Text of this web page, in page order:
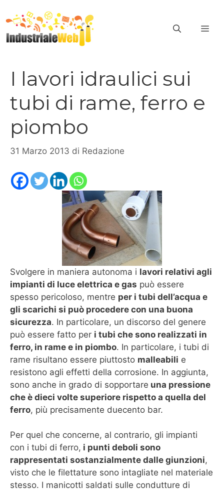
al
contenuto
I lavori idraulici sui
tubi di rame, ferro e
piombo
31 Marzo 2013 di Redazione
Svolgere in maniera autonoma i lavori relativi agli
impianti di luce elettrica e gas può essere
spesso pericoloso, mentre per i tubi dell’acqua e
gli scarichi si può procedere con una buona
sicurezza. In particolare, un discorso del genere
può essere fatto per i tubi che sono realizzati in
ferro, in rame e in piombo. In particolare, i tubi di
rame risultano essere piuttosto malleabili e
resistono agli effetti della corrosione. In aggiunta,
sono anche in grado di sopportare una pressione
che è dieci volte superiore rispetto a quella del
ferro, più precisamente duecento bar.
Per quel che concerne, al contrario, gli impianti
con i tubi di ferro, i punti deboli sono
rappresentati sostanzialmente dalle giunzioni,
visto che le filettature sono intagliate nel materiale
stesso. I manicotti saldati sulle condutture di